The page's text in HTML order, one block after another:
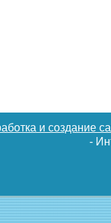
и создание
-